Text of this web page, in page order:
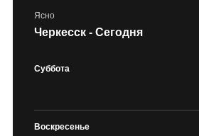
Ясно
Черкесск - Сегодня
Суббота
Воскресенье